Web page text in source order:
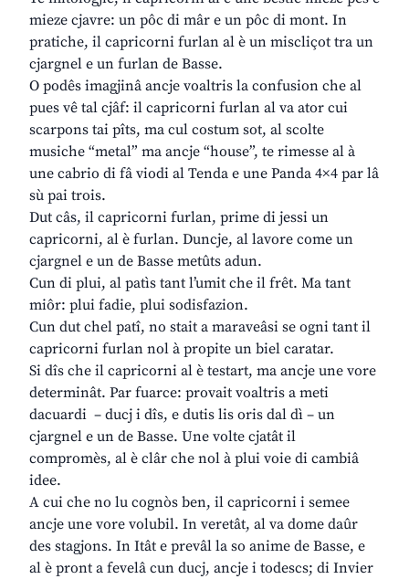
mieze cjavre: un pôc di mâr e un pôc di mont. In
pratiche, il capricorni furlan al è un miscliçot tra un
cjargnel e un furlan de Basse.
O podês imagjinâ ancje voaltris la confusion che al
pues vê tal cjâf: il capricorni furlan al va ator cui
scarpons tai pîts, ma cul costum sot, al scolte
musiche “metal” ma ancje “house”, te rimesse al à
une cabrio di fâ viodi al Tenda e une Panda 4×4 par lâ
sù pai trois.
Dut câs, il capricorni furlan, prime di jessi un
capricorni, al è furlan. Duncje, al lavore come un
cjargnel e un de Basse metûts adun.
Cun di plui, al patìs tant l’umit che il frêt. Ma tant
miôr: plui fadie, plui sodisfazion.
Cun dut chel patî, no stait a maraveâsi se ogni tant il
capricorni furlan nol à propite un biel caratar.
Si dîs che il capricorni al è testart, ma ancje une vore
determinât. Par fuarce: provait voaltris a meti
dacuardi – ducj i dîs, e dutis lis oris dal dì – un
cjargnel e un de Basse. Une volte cjatât il
compromès, al è clâr che nol à plui voie di cambiâ
idee.
A cui che no lu cognòs ben, il capricorni i semee
ancje une vore volubil. In veretât, al va dome daûr
des stagjons. In Itât e prevâl la so anime de Basse, e
al è pront a fevelâ cun ducj, ancje i todescs; di Invier